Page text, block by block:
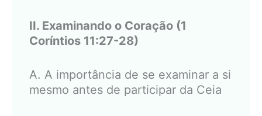
II. Examinando o Coração (1
Coríntios 11:27-28)
A. A importância de se examinar a si
mesmo antes de participar da Ceia